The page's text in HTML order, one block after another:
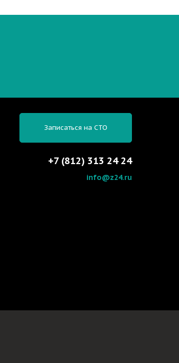
Записаться на СТО
+7 (812) 313 24 24
info@z24.ru